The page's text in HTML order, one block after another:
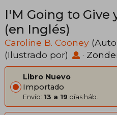
I'M Going to Give
(en Inglés)
Caroline B. Cooney
(Ilustrado por)
·
Libro Nuevo
Importado
Envío: 13 a 19 días háb.